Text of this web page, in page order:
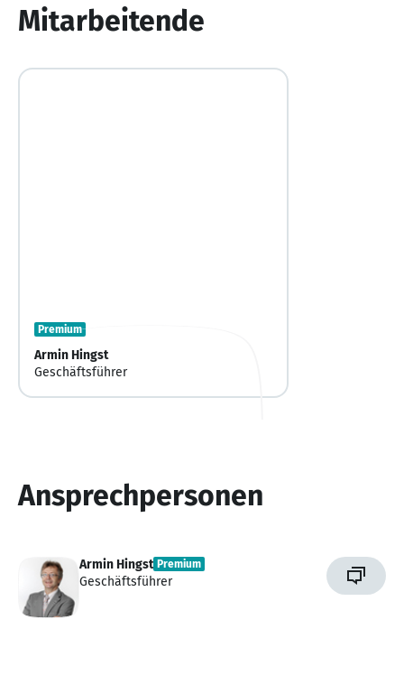
Mitarbeitende
Premium
Armin Hingst
Geschäftsführer
Ansprechpersonen
Armin Hingst Premium
Geschäftsführer